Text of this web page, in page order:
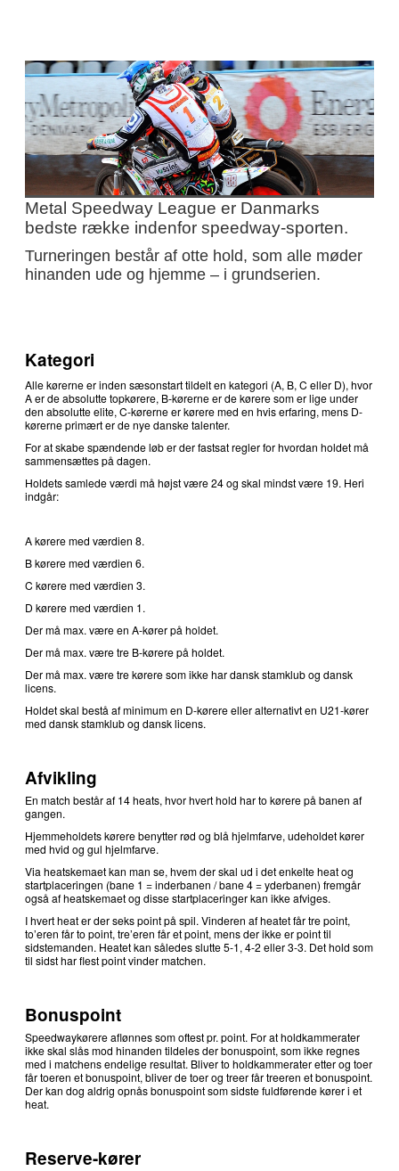
Metal Speedway League er Danmarks
bedste række indenfor speedway-sporten.
Turneringen består af otte hold, som alle møder
hinanden ude og hjemme – i grundserien.
Kategori
Alle kørerne er inden sæsonstart tildelt en kategori (A, B, C eller D), hvor
A er de absolutte topkørere, B-kørerne er de kørere som er lige under
den absolutte elite, C-kørerne er kørere med en hvis erfaring, mens D-
kørerne primært er de nye danske talenter.
For at skabe spændende løb er der fastsat regler for hvordan holdet må
sammensættes på dagen.
Holdets samlede værdi må højst være 24 og skal mindst være 19. Heri
indgår:
A kørere med værdien 8.
B kørere med værdien 6.
C kørere med værdien 3.
D kørere med værdien 1.
Der må max. være en A-kører på holdet.
Der må max. være tre B-kørere på holdet.
Der må max. være tre kørere som ikke har dansk stamklub og dansk
licens.
Holdet skal bestå af minimum en D-kørere eller alternativt en U21-kører
med dansk stamklub og dansk licens.
Afvikling
En match består af 14 heats, hvor hvert hold har to kørere på banen af
gangen.
Hjemmeholdets kørere benytter rød og blå hjelmfarve, udeholdet kører
med hvid og gul hjelmfarve.
Via heatskemaet kan man se, hvem der skal ud i det enkelte heat og
startplaceringen (bane 1 = inderbanen / bane 4 = yderbanen) fremgår
også af heatskemaet og disse startplaceringer kan ikke afviges.
I hvert heat er der seks point på spil. Vinderen af heatet får tre point,
to’eren får to point, tre’eren får et point, mens der ikke er point til
sidstemanden. Heatet kan således slutte 5-1, 4-2 eller 3-3. Det hold som
til sidst har flest point vinder matchen.
Bonuspoint
Speedwaykørere aflønnes som oftest pr. point. For at holdkammerater
ikke skal slås mod hinanden tildeles der bonuspoint, som ikke regnes
med i matchens endelige resultat. Bliver to holdkammerater etter og toer
får toeren et bonuspoint, bliver de toer og treer får treeren et bonuspoint.
Der kan dog aldrig opnås bonuspoint som sidste fuldførende kører i et
heat.
Reserve-kører